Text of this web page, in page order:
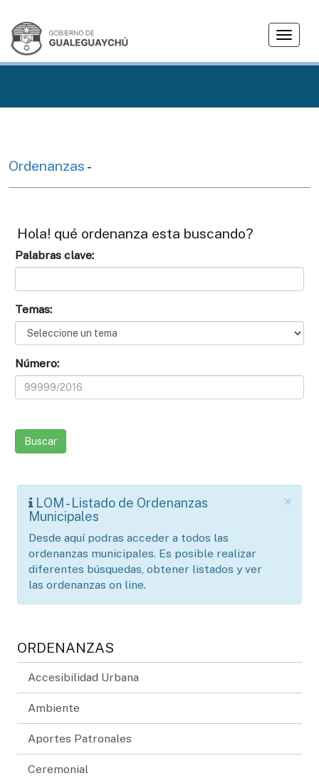
T
g
n
Ordenanzas -
Hola! qué ordenanza esta buscando?
Palabras clave:
Temas:
Número:
×
LOM - Listado de Ordenanzas
Municipales
Desde aquí podras acceder a todos las
ordenanzas municipales. Es posible realizar
diferentes búsquedas, obtener listados y ver
las ordenanzas on line.
ORDENANZAS
Accesibilidad Urbana
Ambiente
Aportes Patronales
Ceremonial